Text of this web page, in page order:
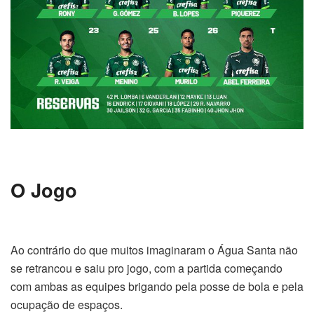
O Jogo
Ao contrário do que muitos imaginaram o Água Santa não
se retrancou e saiu pro jogo, com a partida começando
com ambas as equipes brigando pela posse de bola e pela
ocupação de espaços.